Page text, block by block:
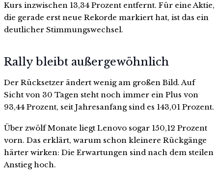
Kurs inzwischen 13,34 Prozent entfernt. Für eine Aktie,
die gerade erst neue Rekorde markiert hat, ist das ein
deutlicher Stimmungswechsel.
Rally bleibt außergewöhnlich
Der Rücksetzer ändert wenig am großen Bild. Auf
Sicht von 30 Tagen steht noch immer ein Plus von
93,44 Prozent, seit Jahresanfang sind es 143,01 Prozent.
Über zwölf Monate liegt Lenovo sogar 150,12 Prozent
vorn. Das erklärt, warum schon kleinere Rückgänge
härter wirken: Die Erwartungen sind nach dem steilen
Anstieg hoch.